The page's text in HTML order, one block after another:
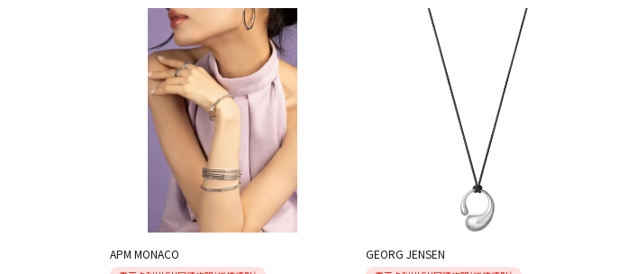
APM MONACO GEORG JENSEN